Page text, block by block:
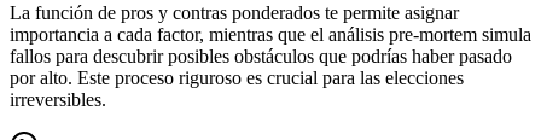
La función de pros y contras ponderados te permite asignar
importancia a cada factor, mientras que el análisis pre-mortem simula
fallos para descubrir posibles obstáculos que podrías haber pasado
por alto. Este proceso riguroso es crucial para las elecciones
irreversibles.